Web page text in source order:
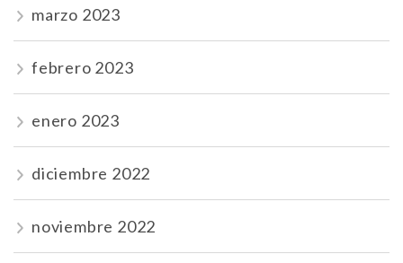
marzo 2023
febrero 2023
enero 2023
diciembre 2022
noviembre 2022